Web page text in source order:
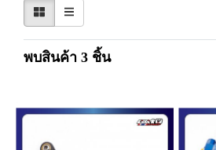
พบสินค้า 3 ชิ้น